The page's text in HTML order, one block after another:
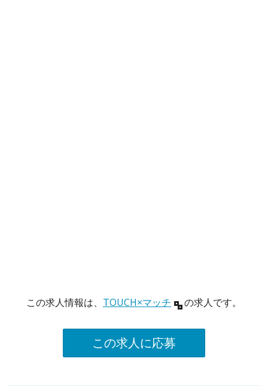
この求人情報は、 TOUCH×マッチ の求人です。
この求人に応募